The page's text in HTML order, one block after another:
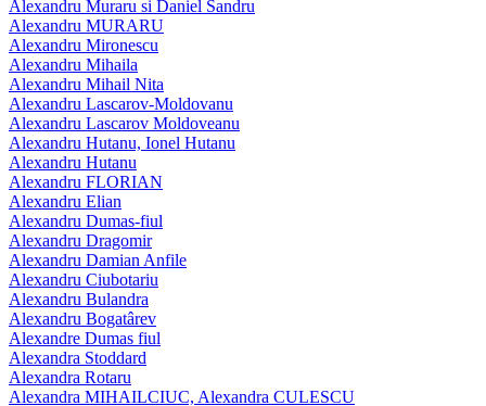
Alexandru Muraru si Daniel Sandru
Alexandru MURARU
Alexandru Mironescu
Alexandru Mihaila
Alexandru Mihail Nita
Alexandru Lascarov-Moldovanu
Alexandru Lascarov Moldoveanu
Alexandru Hutanu, Ionel Hutanu
Alexandru Hutanu
Alexandru FLORIAN
Alexandru Elian
Alexandru Dumas-fiul
Alexandru Dragomir
Alexandru Damian Anfile
Alexandru Ciubotariu
Alexandru Bulandra
Alexandru Bogatârev
Alexandre Dumas fiul
Alexandra Stoddard
Alexandra Rotaru
Alexandra MIHAILCIUC, Alexandra CULESCU